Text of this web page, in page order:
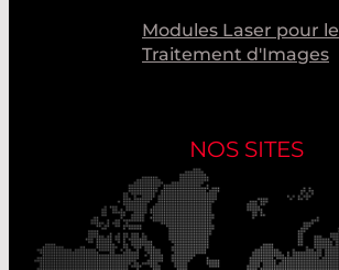
Modules Laser pour le
Traitement d'Images
NOS SITES